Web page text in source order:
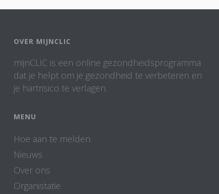
OVER MIJNCLIC
mijnCLIC is een online gezondheidsprogramma
dat je helpt om je gezondheid te verbeteren en
je hartrisico te verlagen.
MENU
Hoe aan te melden
Nieuws
Over ons
Organistatie